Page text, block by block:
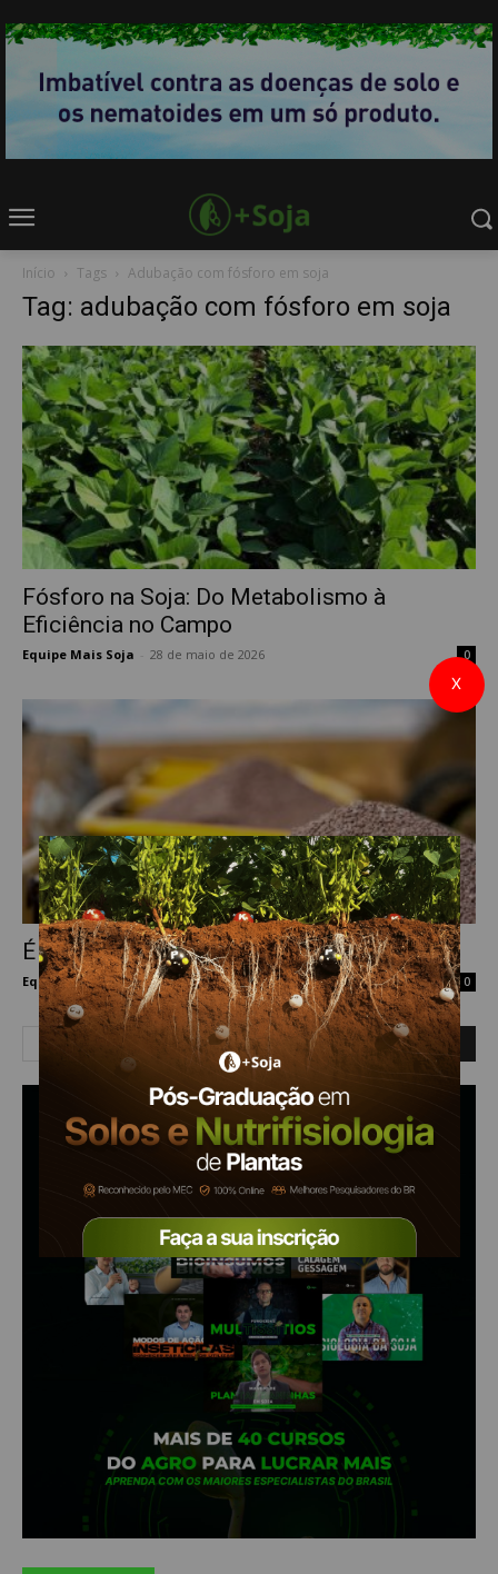
Início Tags Adubação com fósforo em soja
Tag: adubação com fósforo em soja
Fósforo na Soja: Do Metabolismo à
Eficiência no Campo
Equipe Mais Soja 28 de maio de 2026 0
É possível aplicar Fósforo em cobertura?
Equipe Mais Soja - 30 de maio de 2023 0
X